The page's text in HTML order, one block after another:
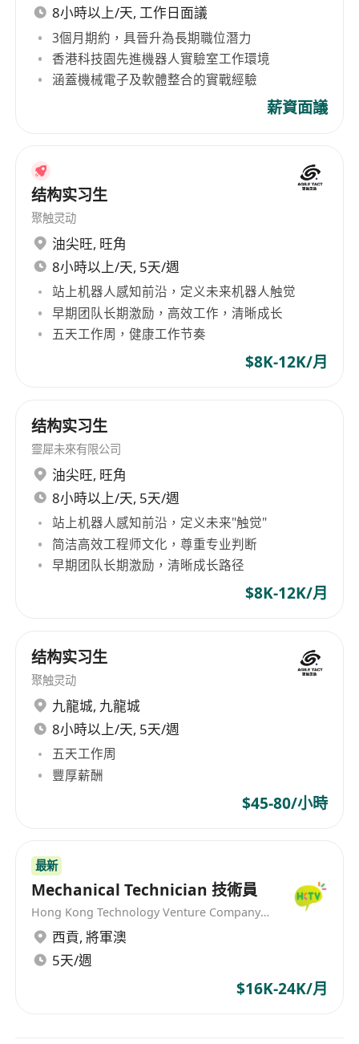
8小時以上/天, 工作日面議
3個月期約，具晉升為長期職位潛力
香港科技園先進機器人實驗室工作環境
涵蓋機械電子及軟體整合的實戰經驗
薪資面議
结构实习生
聚触灵动
油尖旺, 旺角
8小時以上/天, 5天/週
站上机器人感知前沿，定义未来机器人触觉
早期团队长期激励，高效工作，清晰成长
五天工作周，健康工作节奏
$8K-12K/月
结构实习生
靈犀未來有限公司
油尖旺, 旺角
8小時以上/天, 5天/週
站上机器人感知前沿，定义未来"触觉"
简洁高效工程师文化，尊重专业判断
早期团队长期激励，清晰成长路径
$8K-12K/月
结构实习生
聚触灵动
九龍城, 九龍城
8小時以上/天, 5天/週
五天工作周
豐厚薪酬
$45-80/小時
最新
Mechanical Technician 技術員
Hong Kong Technology Venture Company Limited(HKTV)
西貢, 將軍澳
5天/週
$16K-24K/月